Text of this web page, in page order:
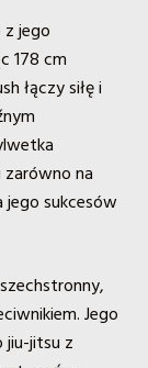
z jego
178 cm
łączy siłę i
na
jego sukcesów
Jego
jiu-jitsu z